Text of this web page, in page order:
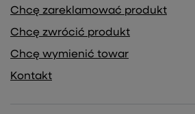
Chcę zareklamować produkt
Chcę zwrócić produkt
Chcę wymienić towar
Kontakt